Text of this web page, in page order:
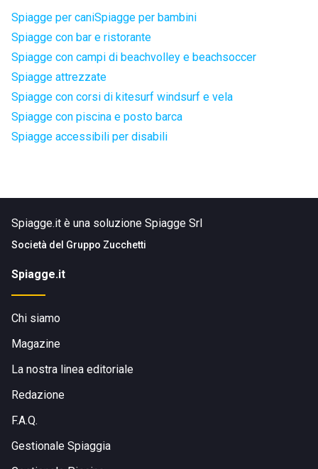
Spiagge per caniSpiagge per bambini
Spiagge con bar e ristorante
Spiagge con campi di beachvolley e beachsoccer
Spiagge attrezzate
Spiagge con corsi di kitesurf windsurf e vela
Spiagge con piscina e posto barca
Spiagge accessibili per disabili
Spiagge.it è una soluzione Spiagge Srl
Società del Gruppo Zucchetti
Spiagge.it
Chi siamo
Magazine
La nostra linea editoriale
Redazione
F.A.Q.
Gestionale Spiaggia